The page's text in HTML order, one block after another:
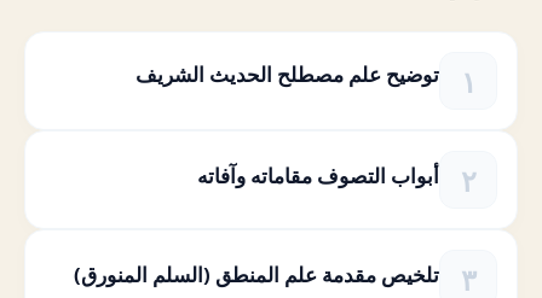
توضيح علم مصطلح الحديث الشريف
أبواب التصوف مقاماته وآفاته
تلخيص مقدمة علم المنطق (السلم المنورق)